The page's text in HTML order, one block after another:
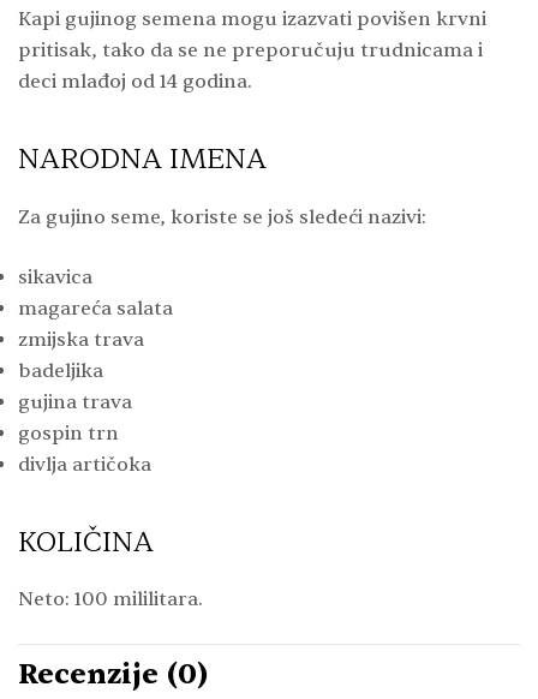
Kapi gujinog semena mogu izazvati povišen krvni
pritisak, tako da se ne preporučuju trudnicama i
deci mlađoj od 14 godina.
NARODNA IMENA
Za gujino seme, koriste se još sledeći nazivi:
sikavica
magareća salata
zmijska trava
badeljika
gujina trava
gospin trn
divlja artičoka
KOLIČINA
Neto: 100 mililitara.
Recenzije (0)